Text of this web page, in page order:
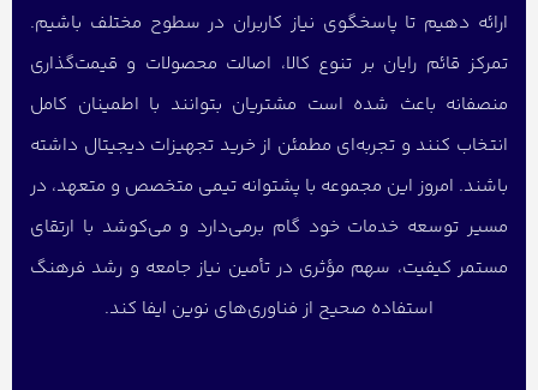
ارائه دهیم تا پاسخگوی نیاز کاربران در سطوح مختلف باشیم.
تمرکز قائم رایان بر تنوع کالا، اصالت محصولات و قیمت‌گذاری
منصفانه باعث شده است مشتریان بتوانند با اطمینان کامل
انتخاب کنند و تجربه‌ای مطمئن از خرید تجهیزات دیجیتال داشته
باشند. امروز این مجموعه با پشتوانه تیمی متخصص و متعهد، در
مسیر توسعه خدمات خود گام برمی‌دارد و می‌کوشد با ارتقای
مستمر کیفیت، سهم مؤثری در تأمین نیاز جامعه و رشد فرهنگ
استفاده صحیح از فناوری‌های نوین ایفا کند.